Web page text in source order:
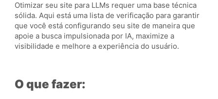
Otimizar seu site para LLMs requer uma base técnica
sólida. Aqui está uma lista de verificação para garantir
que você está configurando seu site de maneira que
apoie a busca impulsionada por IA, maximize a
visibilidade e melhore a experiência do usuário.
O que fazer: